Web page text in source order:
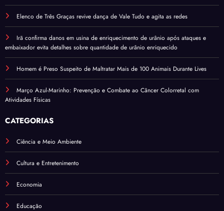
Elenco de Três Graças revive dança de Vale Tudo e agita as redes
Irã confirma danos em usina de enriquecimento de urânio após ataques e
embaixador evita detalhes sobre quantidade de urânio enriquecido
Homem é Preso Suspeito de Maltratar Mais de 100 Animais Durante Lives
Março Azul-Marinho: Prevenção e Combate ao Câncer Colorretal com
Atividades Físicas
CATEGORIAS
Ciência e Meio Ambiente
Cultura e Entretenimento
Economia
Educação